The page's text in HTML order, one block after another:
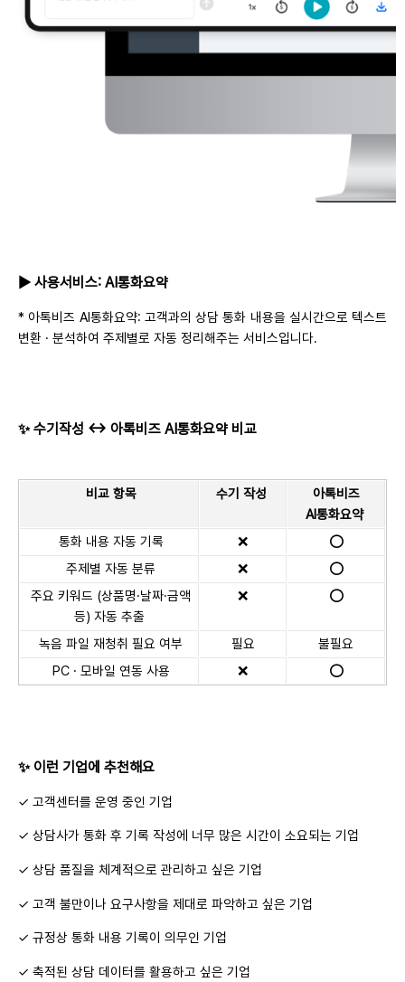
▶ 사용서비스: AI통화요약
* 아톡비즈 AI통화요약: 고객과의 상담 통화 내용을 실시간으로 텍스트
변환 · 분석하여 주제별로 자동 정리해주는 서비스입니다.
✨ 수기작성 ↔ 아톡비즈 AI통화요약 비교
비교 항목 수기 작성
아톡비즈
AI통화요약
통화 내용 자동 기록
❌
⭕
주제별 자동 분류
❌
⭕
주요 키워드 (상품명·날짜·금액
등) 자동 추출
❌ ⭕
녹음 파일 재청취 필요 여부 필요
불필요
PC · 모바일 연동 사용
❌ ⭕
✨ 이런 기업에 추천해요
✓ 고객센터를 운영 중인 기업
✓ 상담사가 통화 후 기록 작성에 너무 많은 시간이 소요되는 기업
✓ 상담 품질을 체계적으로 관리하고 싶은 기업
✓ 고객 불만이나 요구사항을 제대로 파악하고 싶은 기업
✓ 규정상 통화 내용 기록이 의무인 기업
✓ 축적된 상담 데이터를 활용하고 싶은 기업